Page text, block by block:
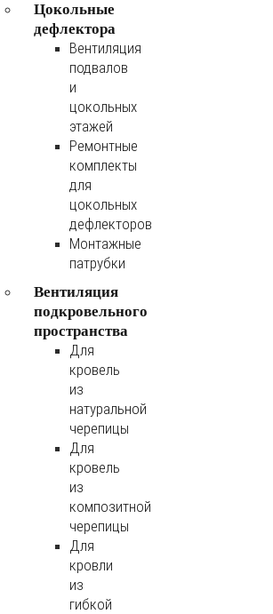
Цокольные
дефлектора
Вентиляция
подвалов
и
цокольных
этажей
Ремонтные
комплекты
для
цокольных
дефлекторов
Монтажные
патрубки
Вентиляция
подкровельного
пространства
Для
кровель
из
натуральной
черепицы
Для
кровель
из
композитной
черепицы
Для
кровли
из
гибкой